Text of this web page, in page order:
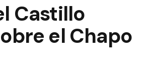
Castillo
el Chapo